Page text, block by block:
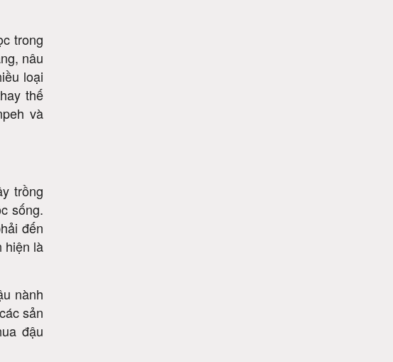
trong
nâu
loại
thế
và
trồng
sống.
đến
hiện là
nành
sản
đậu